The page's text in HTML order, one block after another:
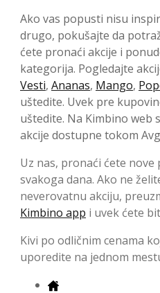
Ako vas popusti nisu
drugo, pokušajte da
ćete pronaći akcije i
kategorija. Pogledajte
Vesti, Ananas, Mango,
uštedite. Uvek pre
uštedite. Na Kimbino web
akcije dostupne tokom
Uz nas, pronaći ćete
svakoga dana. Ako ne
neverovatnu akciju,
Kimbino app i uvek ćete
Kivi po odličnim cenama
uporedite na jednom